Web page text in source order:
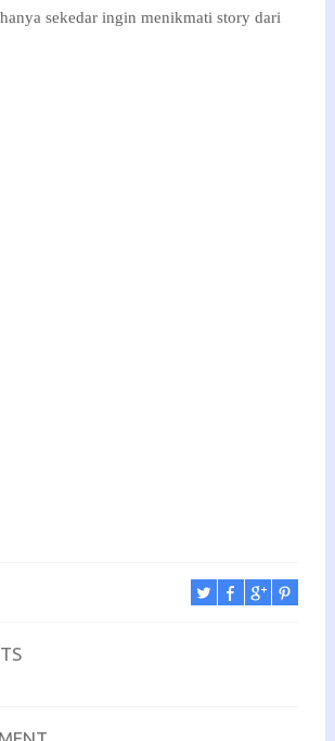
sekedar ingin menikmati story dari